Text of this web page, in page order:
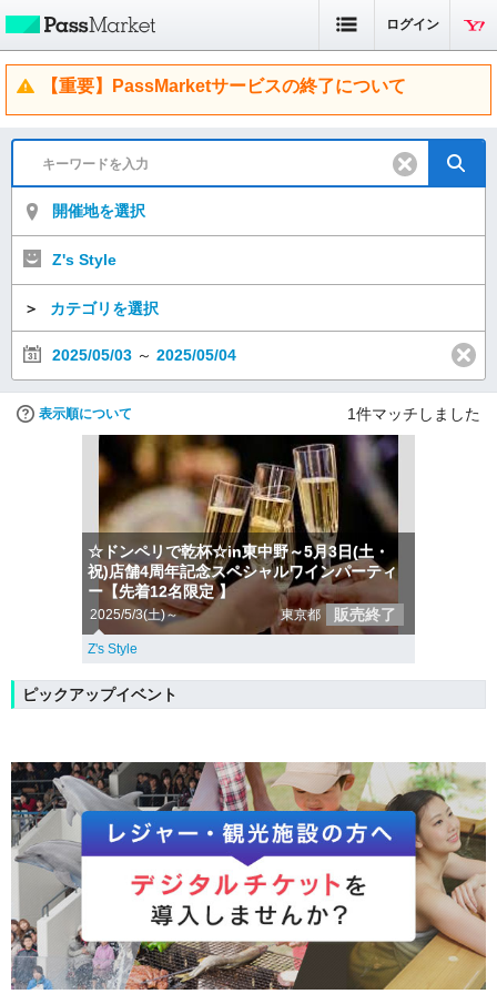
ログイン
【重要】PassMarketサービスの終了について
開催地を選択
Z's Style
＞ カテゴリを選択
2025/05/03 ～ 2025/05/04
表示順について 1件マッチしました
☆ドンペリで乾杯☆in東中野～5月3日(土・
祝)店舗4周年記念スペシャルワインパーティ
ー【先着12名限定 】
2025/5/3(土)～ 東京都 販売終了
Z's Style
ピックアップイベント